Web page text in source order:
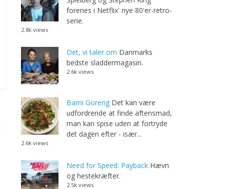
forenes i Netflix' nye 80'er-retro-
serie.
2.8k views
Det, vi taler om Danmarks
bedste sladdermagasin.
2.6k views
Bami Goreng Det kan være
udfordrende at finde aftensmad,
man kan spise uden at fortryde
det dagen efter - især...
2.6k views
Need for Speed: Payback Hævn
og hestekræfter.
2.5k views